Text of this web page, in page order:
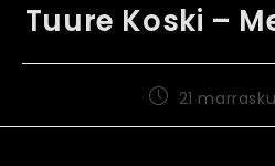
Tuure Koski –
21